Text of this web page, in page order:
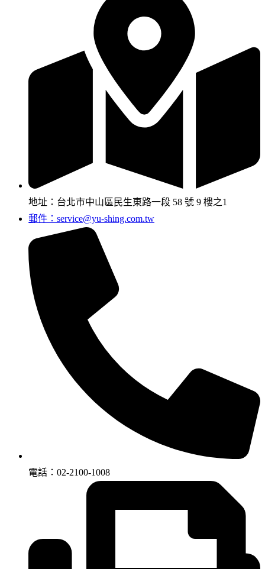
地址：台北市中山區民生東路一段 58 號 9 樓之1
郵件：service@yu-shing.com.tw
電話：02-2100-1008